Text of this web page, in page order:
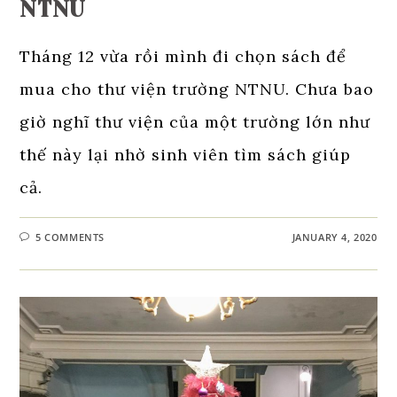
NTNU
Tháng 12 vừa rồi mình đi chọn sách để
mua cho thư viện trường NTNU. Chưa bao
giờ nghĩ thư viện của một trường lớn như
thế này lại nhờ sinh viên tìm sách giúp
cả.
5 COMMENTS JANUARY 4, 2020